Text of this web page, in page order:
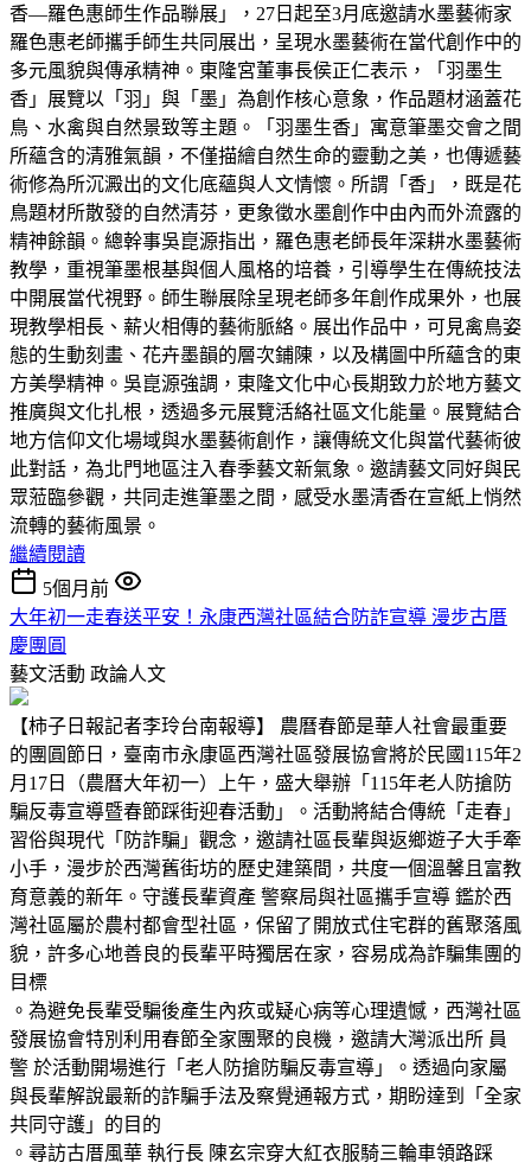
香—羅色惠師生作品聯展」，27日起至3月底邀請水墨藝術家
羅色惠老師攜手師生共同展出，呈現水墨藝術在當代創作中的
多元風貌與傳承精神。東隆宮董事長侯正仁表示，「羽墨生
香」展覽以「羽」與「墨」為創作核心意象，作品題材涵蓋花
鳥、水禽與自然景致等主題。「羽墨生香」寓意筆墨交會之間
所蘊含的清雅氣韻，不僅描繪自然生命的靈動之美，也傳遞藝
術修為所沉澱出的文化底蘊與人文情懷。所謂「香」，既是花
鳥題材所散發的自然清芬，更象徵水墨創作中由內而外流露的
精神餘韻。總幹事吳崑源指出，羅色惠老師長年深耕水墨藝術
教學，重視筆墨根基與個人風格的培養，引導學生在傳統技法
中開展當代視野。師生聯展除呈現老師多年創作成果外，也展
現教學相長、薪火相傳的藝術脈絡。展出作品中，可見禽鳥姿
態的生動刻畫、花卉墨韻的層次鋪陳，以及構圖中所蘊含的東
方美學精神。吳崑源強調，東隆文化中心長期致力於地方藝文
推廣與文化扎根，透過多元展覽活絡社區文化能量。展覽結合
地方信仰文化場域與水墨藝術創作，讓傳統文化與當代藝術彼
此對話，為北門地區注入春季藝文新氣象。邀請藝文同好與民
眾蒞臨參觀，共同走進筆墨之間，感受水墨清香在宣紙上悄然
流轉的藝術風景。
繼續閱讀
5個月前
大年初一走春送平安！永康西灣社區結合防詐宣導 漫步古厝
慶團圓
藝文活動 政論人文
【柿子日報記者李玲台南報導】 農曆春節是華人社會最重要
的團圓節日，臺南市永康區西灣社區發展協會將於民國115年2
月17日（農曆大年初一）上午，盛大舉辦「115年老人防搶防
騙反毒宣導暨春節踩街迎春活動」。活動將結合傳統「走春」
習俗與現代「防詐騙」觀念，邀請社區長輩與返鄉遊子大手牽
小手，漫步於西灣舊街坊的歷史建築間，共度一個溫馨且富教
育意義的新年。守護長輩資產 警察局與社區攜手宣導 鑑於西
灣社區屬於農村都會型社區，保留了開放式住宅群的舊聚落風
貌，許多心地善良的長輩平時獨居在家，容易成為詐騙集團的
目標
。為避免長輩受騙後產生內疚或疑心病等心理遺憾，西灣社區
發展協會特別利用春節全家團聚的良機，邀請大灣派出所 員
警 於活動開場進行「老人防搶防騙反毒宣導」。透過向家屬
與長輩解說最新的詐騙手法及察覺通報方式，期盼達到「全家
共同守護」的目的
。尋訪古厝風華 執行長 陳玄宗穿大紅衣服騎三輪車領路踩